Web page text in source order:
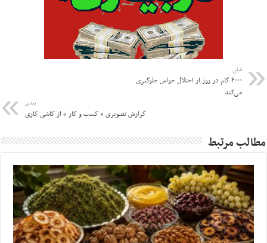
قبلی
۴۰۰۰ گام در روز از اختلال حواس جلوگیری
می‌کند
بعدی
گزارش تصویری « کسب و کار » از کاشی کاری
مطالب مرتبط